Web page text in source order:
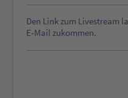
Den Link zum Livestream
E-Mail zukommen.